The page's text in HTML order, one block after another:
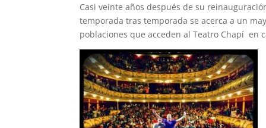
Casi veinte años después de su
temporada tras temporada se acerca a un
poblaciones que acceden al Teatro Chapí